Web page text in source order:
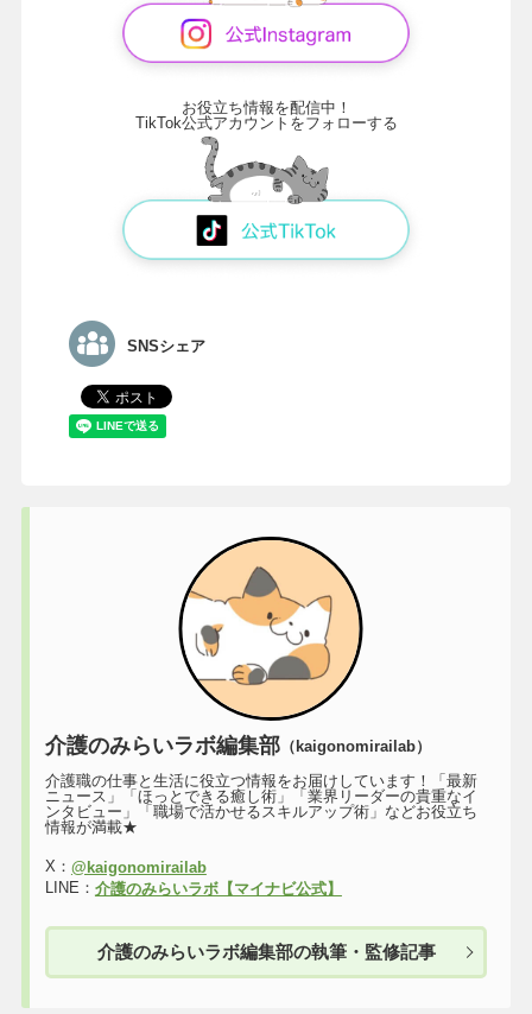
お役立ち情報を配信中！
TikTok公式アカウントをフォローする
SNSシェア
介護のみらいラボ編集部（kaigonomirailab）
介護職の仕事と生活に役立つ情報をお届けしています！「最新
ニュース」「ほっとできる癒し術」「業界リーダーの貴重なイ
ンタビュー」「職場で活かせるスキルアップ術」などお役立ち
情報が満載★
X： @kaigonomirailab
LINE： 介護のみらいラボ【マイナビ公式】
介護のみらいラボ編集部の執筆・監修記事